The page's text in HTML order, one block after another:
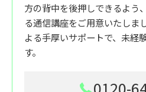
方の背中を後押しできるよう
る通信講座をご用意いたしま
よる手厚いサポートで、未経
す。